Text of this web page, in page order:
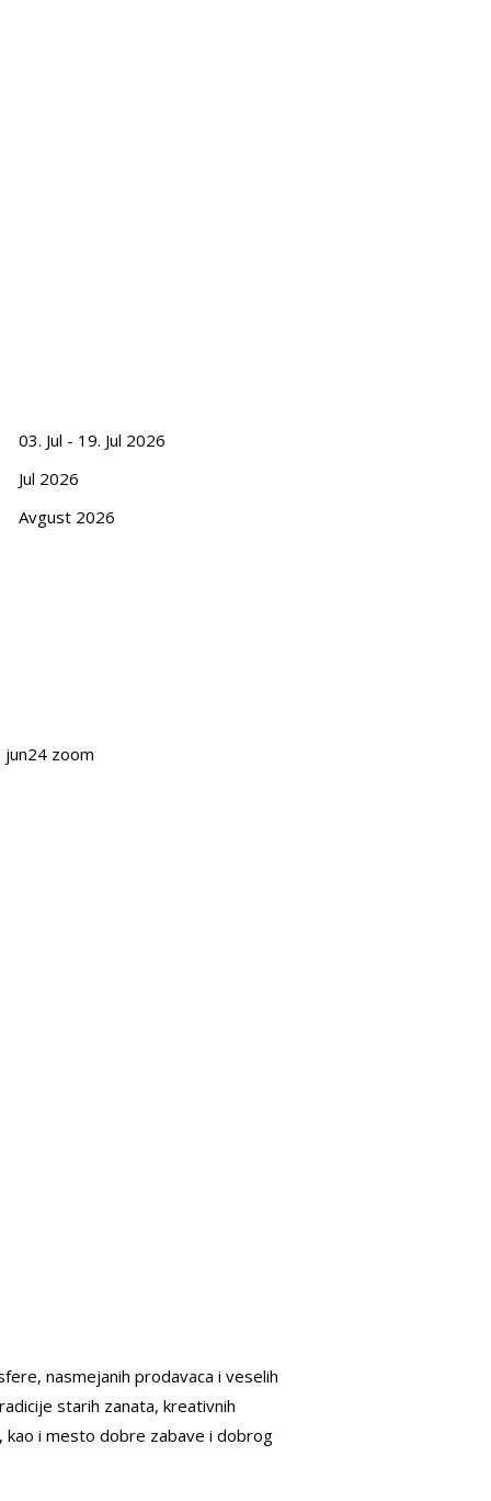
03. Jul - 19. Jul 2026
Jul 2026
Avgust 2026
nasmejanih prodavaca i veselih
starih zanata, kreativnih
kao i mesto dobre zabave i dobrog